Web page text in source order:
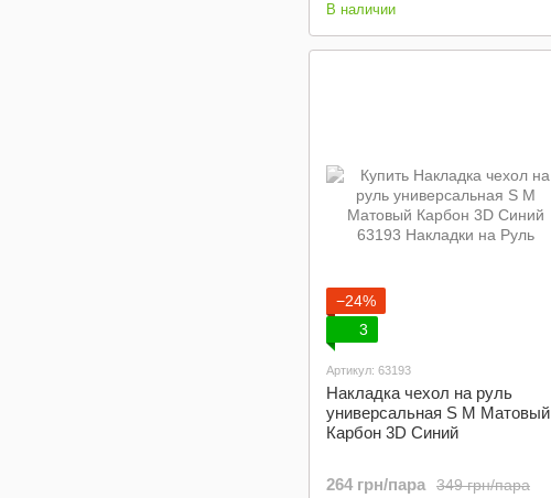
В наличии
−24%
3
Артикул: 63193
Накладка чехол на руль
универсальная S M Матовый
Карбон 3D Синий
349 грн/пара
264 грн/пара